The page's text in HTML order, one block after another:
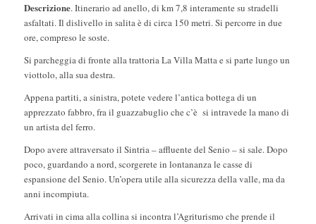
Descrizione. Itinerario ad anello, di km 7,8 interamente su stradelli
asfaltati. Il dislivello in salita è di circa 150 metri. Si percorre in due
ore, compreso le soste.
Si parcheggia di fronte alla trattoria La Villa Matta e si parte lungo un
viottolo, alla sua destra.
Appena partiti, a sinistra, potete vedere l’antica bottega di un
apprezzato fabbro, fra il guazzabuglio che c’è si intravede la mano di
un artista del ferro.
Dopo avere attraversato il Sintria – affluente del Senio – si sale. Dopo
poco, guardando a nord, scorgerete in lontananza le casse di
espansione del Senio. Un’opera utile alla sicurezza della valle, ma da
anni incompiuta.
Arrivati in cima alla collina si incontra l’Agriturismo che prende il